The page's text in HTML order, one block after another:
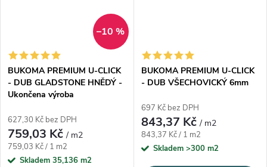
–10 %
BUKOMA PREMIUM U-CLICK
- DUB GLADSTONE HNĚDÝ -
Ukončena výroba
627,30 Kč bez DPH
759,03 Kč/ m2
Měrná cena:
759,03 Kč / 1 m2
Skladem 35,136 m2
BUKOMA PREMIUM U-CLICK
- DUB VŠECHOVICKÝ 6mm
697 Kč bez DPH
843,37 Kč/ m2
Měrná cena:
843,37 Kč / 1 m2
Skladem >300 m2